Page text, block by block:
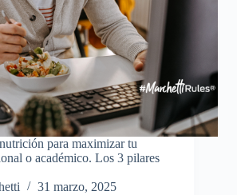
para maximizar tu
o académico. Los 3 pilares
31 marzo, 2025